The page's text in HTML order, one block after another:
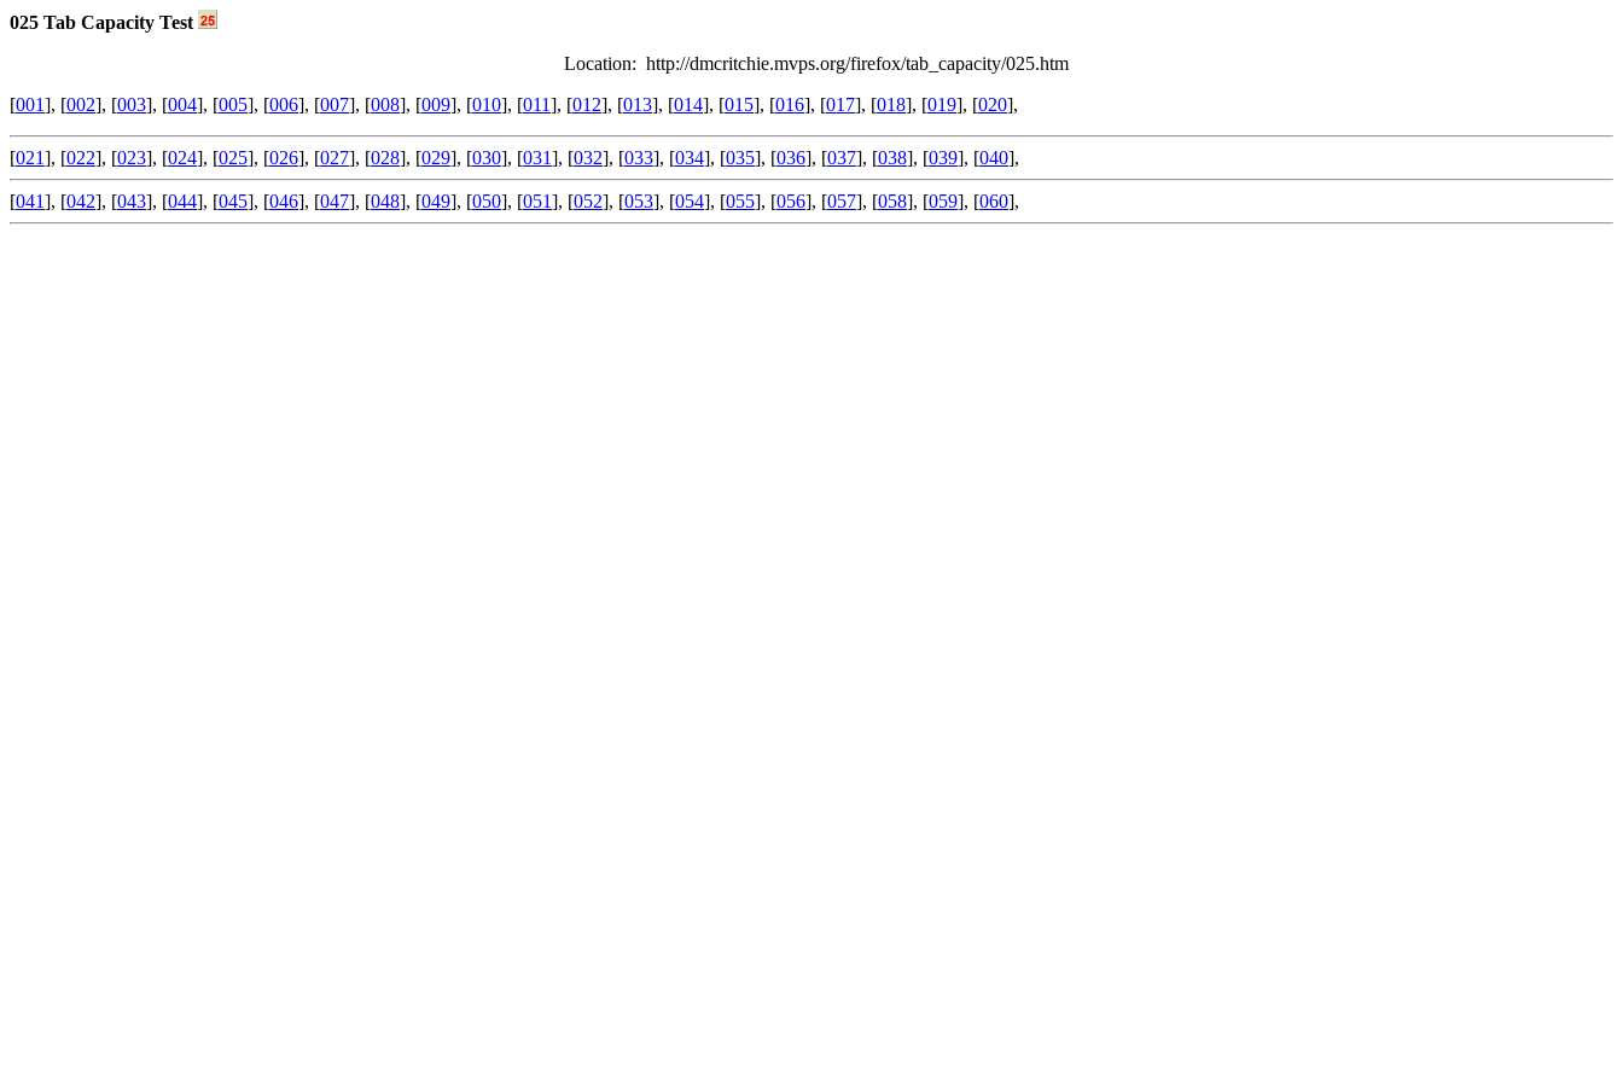
025 Tab Capacity Test
Location: http://dmcritchie.mvps.org/firefox/tab_capacity/025.htm
[001], [002], [003], [004], [005], [006], [007], [008], [009], [010], [011], [012], [013], [014], [015], [016], [017], [018], [019], [020],
[021], [022], [023], [024], [025], [026], [027], [028], [029], [030], [031], [032], [033], [034], [035], [036], [037], [038], [039], [040],
[041], [042], [043], [044], [045], [046], [047], [048], [049], [050], [051], [052], [053], [054], [055], [056], [057], [058], [059], [060],